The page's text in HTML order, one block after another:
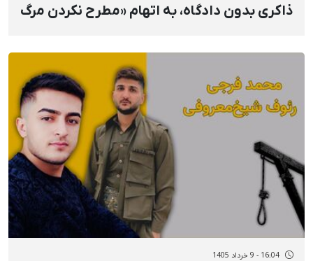
ذاکری بدون دادگاه، به اتهام «مطرح نکردن مرگ
16:04 - 9 خرداد 1405